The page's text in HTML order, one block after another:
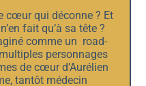
cœur qui déconne ? Et
fait qu’à sa tête ?
comme un road-
personnages
de cœur d’Aurélien
tantôt médecin